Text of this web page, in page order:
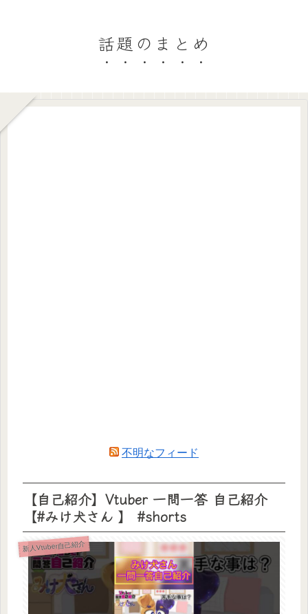
話題のまとめ
不明なフィード
【自己紹介】Vtuber 一問一答 自己紹介
【#みけ犬さん 】 #shorts
新人Vtuber自己紹介